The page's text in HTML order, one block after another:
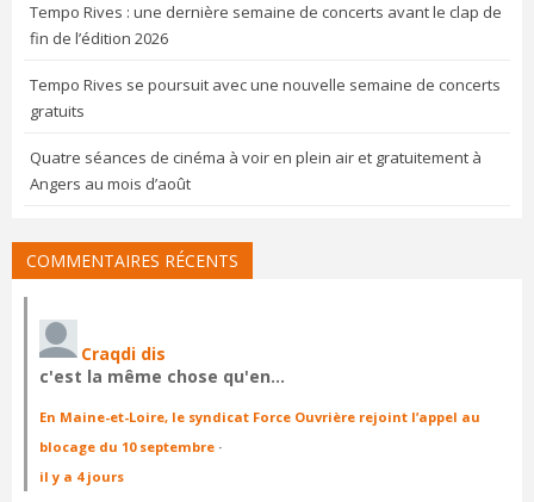
Tempo Rives : une dernière semaine de concerts avant le clap de
fin de l’édition 2026
Tempo Rives se poursuit avec une nouvelle semaine de concerts
gratuits
Quatre séances de cinéma à voir en plein air et gratuitement à
Angers au mois d’août
COMMENTAIRES RÉCENTS
Craqdi dis
c'est la même chose qu'en…
En Maine-et-Loire, le syndicat Force Ouvrière rejoint l’appel au
blocage du 10 septembre ·
il y a 4 jours